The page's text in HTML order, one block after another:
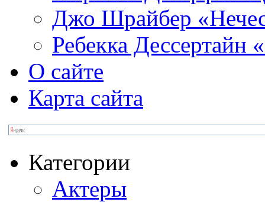
Джо Шрайбер
Ребекка Десcертайн
О сайте
Карта сайта
Категории
Актеры